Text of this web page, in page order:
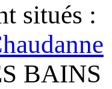
situés :
BAINS